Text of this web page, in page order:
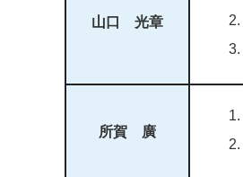
山口 光章
所賀 廣